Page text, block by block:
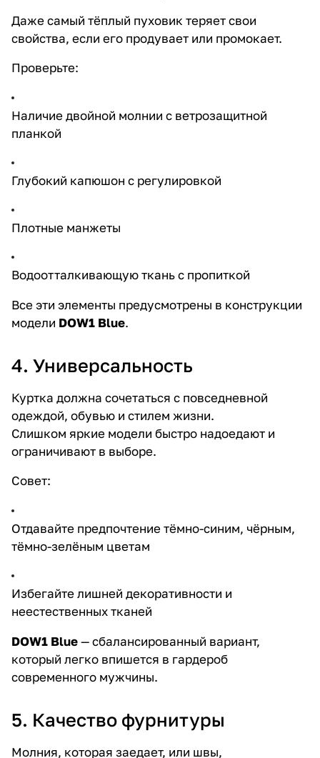
Даже самый тёплый пуховик теряет свои
свойства, если его продувает или промокает.
Проверьте:
Наличие двойной молнии с ветрозащитной
планкой
Глубокий капюшон с регулировкой
Плотные манжеты
Водоотталкивающую ткань с пропиткой
Все эти элементы предусмотрены в конструкции
модели DOW1 Blue.
4. Универсальность
Куртка должна сочетаться с повседневной
одеждой, обувью и стилем жизни.
Слишком яркие модели быстро надоедают и
ограничивают в выборе.
Совет:
Отдавайте предпочтение тёмно-синим, чёрным,
тёмно-зелёным цветам
Избегайте лишней декоративности и
неестественных тканей
DOW1 Blue— сбалансированный вариант,
который легко впишется в гардероб
современного мужчины.
5. Качество фурнитуры
Молния, которая заедает, или швы,